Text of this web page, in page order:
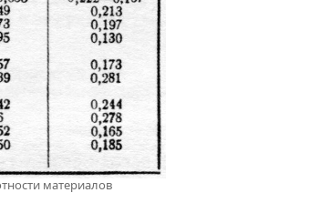
материалов